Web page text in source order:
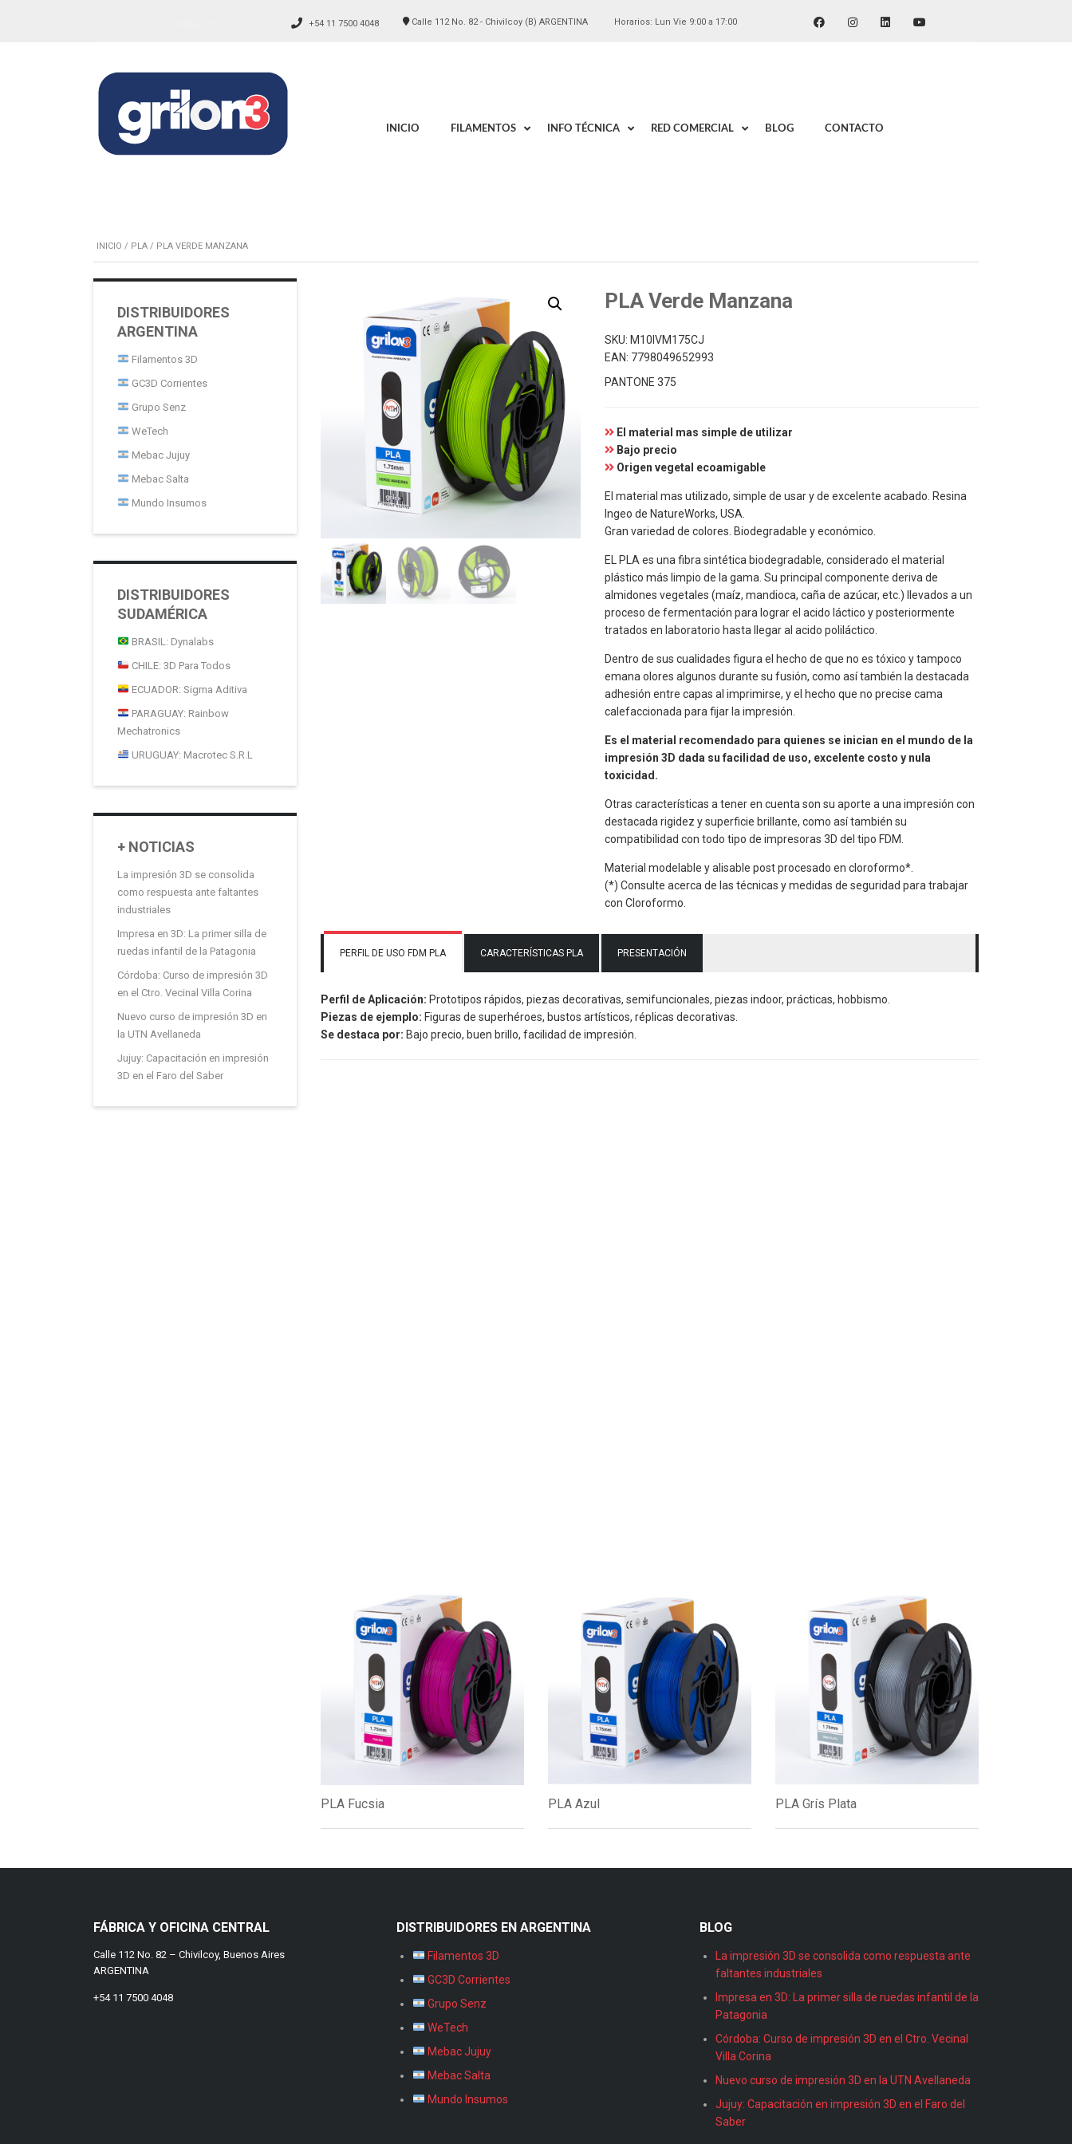
Horarios: Lun Vie 9:00 a 17:00
Calle 112 No. 82 - Chivilcoy (B) ARGENTINA
+54 11 7500 4048
INICIO FILAMENTOS INFO TÉCNICA RED COMERCIAL BLOG CONTACTO
INICIO / PLA / PLA VERDE MANZANA
PLA Verde Manzana
SKU: M10IVM175CJ
EAN: 7798049652993
PANTONE 375
El material mas simple de utilizar
Bajo precio
Origen vegetal ecoamigable
El material mas utilizado, simple de usar y de excelente acabado. Resina
Ingeo de NatureWorks, USA.
Gran variedad de colores. Biodegradable y económico.
EL PLA es una fibra sintética biodegradable, considerado el material
plástico más limpio de la gama. Su principal componente deriva de
almidones vegetales (maíz, mandioca, caña de azúcar, etc.) llevados a un
proceso de fermentación para lograr el acido láctico y posteriormente
tratados en laboratorio hasta llegar al acido poliláctico.
Dentro de sus cualidades figura el hecho de que no es tóxico y tampoco
emana olores algunos durante su fusión, como así también la destacada
adhesión entre capas al imprimirse, y el hecho que no precise cama
calefaccionada para fijar la impresión.
Es el material recomendado para quienes se inician en el mundo de la
impresión 3D dada su facilidad de uso, excelente costo y nula
toxicidad.
Otras características a tener en cuenta son su aporte a una impresión con
destacada rigidez y superficie brillante, como así también su
compatibilidad con todo tipo de impresoras 3D del tipo FDM.
Material modelable y alisable post procesado en cloroformo*.
(*) Consulte acerca de las técnicas y medidas de seguridad para trabajar
con Cloroformo.
PERFIL DE USO FDM PLA CARACTERÍSTICAS PLA PRESENTACIÓN
Perfil de Aplicación: Prototipos rápidos, piezas decorativas, semifuncionales, piezas indoor, prácticas, hobbismo.
Piezas de ejemplo: Figuras de superhéroes, bustos artísticos, réplicas decorativas.
Se destaca por: Bajo precio, buen brillo, facilidad de impresión.
PLA Fucsia PLA Azul PLA Grís Plata
DISTRIBUIDORES
ARGENTINA
Filamentos 3D
GC3D Corrientes
Grupo Senz
WeTech
Mebac Jujuy
Mebac Salta
Mundo Insumos
DISTRIBUIDORES
SUDAMÉRICA
BRASIL: Dynalabs
CHILE: 3D Para Todos
ECUADOR: Sigma Aditiva
PARAGUAY: Rainbow
Mechatronics
URUGUAY: Macrotec S.R.L
+ NOTICIAS
La impresión 3D se consolida
como respuesta ante faltantes
industriales
Impresa en 3D: La primer silla de
ruedas infantil de la Patagonia
Córdoba: Curso de impresión 3D
en el Ctro. Vecinal Villa Corina
Nuevo curso de impresión 3D en
la UTN Avellaneda
Jujuy: Capacitación en impresión
3D en el Faro del Saber
FÁBRICA Y OFICINA CENTRAL
Calle 112 No. 82 – Chivilcoy, Buenos Aires
ARGENTINA
+54 11 7500 4048
DISTRIBUIDORES EN ARGENTINA
Filamentos 3D
GC3D Corrientes
Grupo Senz
WeTech
Mebac Jujuy
Mebac Salta
Mundo Insumos
BLOG
La impresión 3D se consolida como respuesta ante
faltantes industriales
Impresa en 3D: La primer silla de ruedas infantil de la
Patagonia
Córdoba: Curso de impresión 3D en el Ctro. Vecinal
Villa Corina
Nuevo curso de impresión 3D en la UTN Avellaneda
Jujuy: Capacitación en impresión 3D en el Faro del
Saber